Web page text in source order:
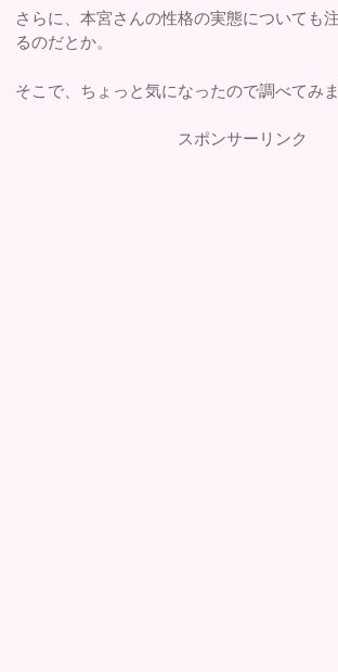
さらに、本宮さんの性格の実態についても
るのだとか。
そこで、ちょっと気になったので調べてみま
スポンサーリンク